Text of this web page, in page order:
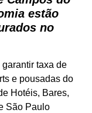
estão
no
taxa de
e pousadas do
Hotéis, Bares,
São Paulo